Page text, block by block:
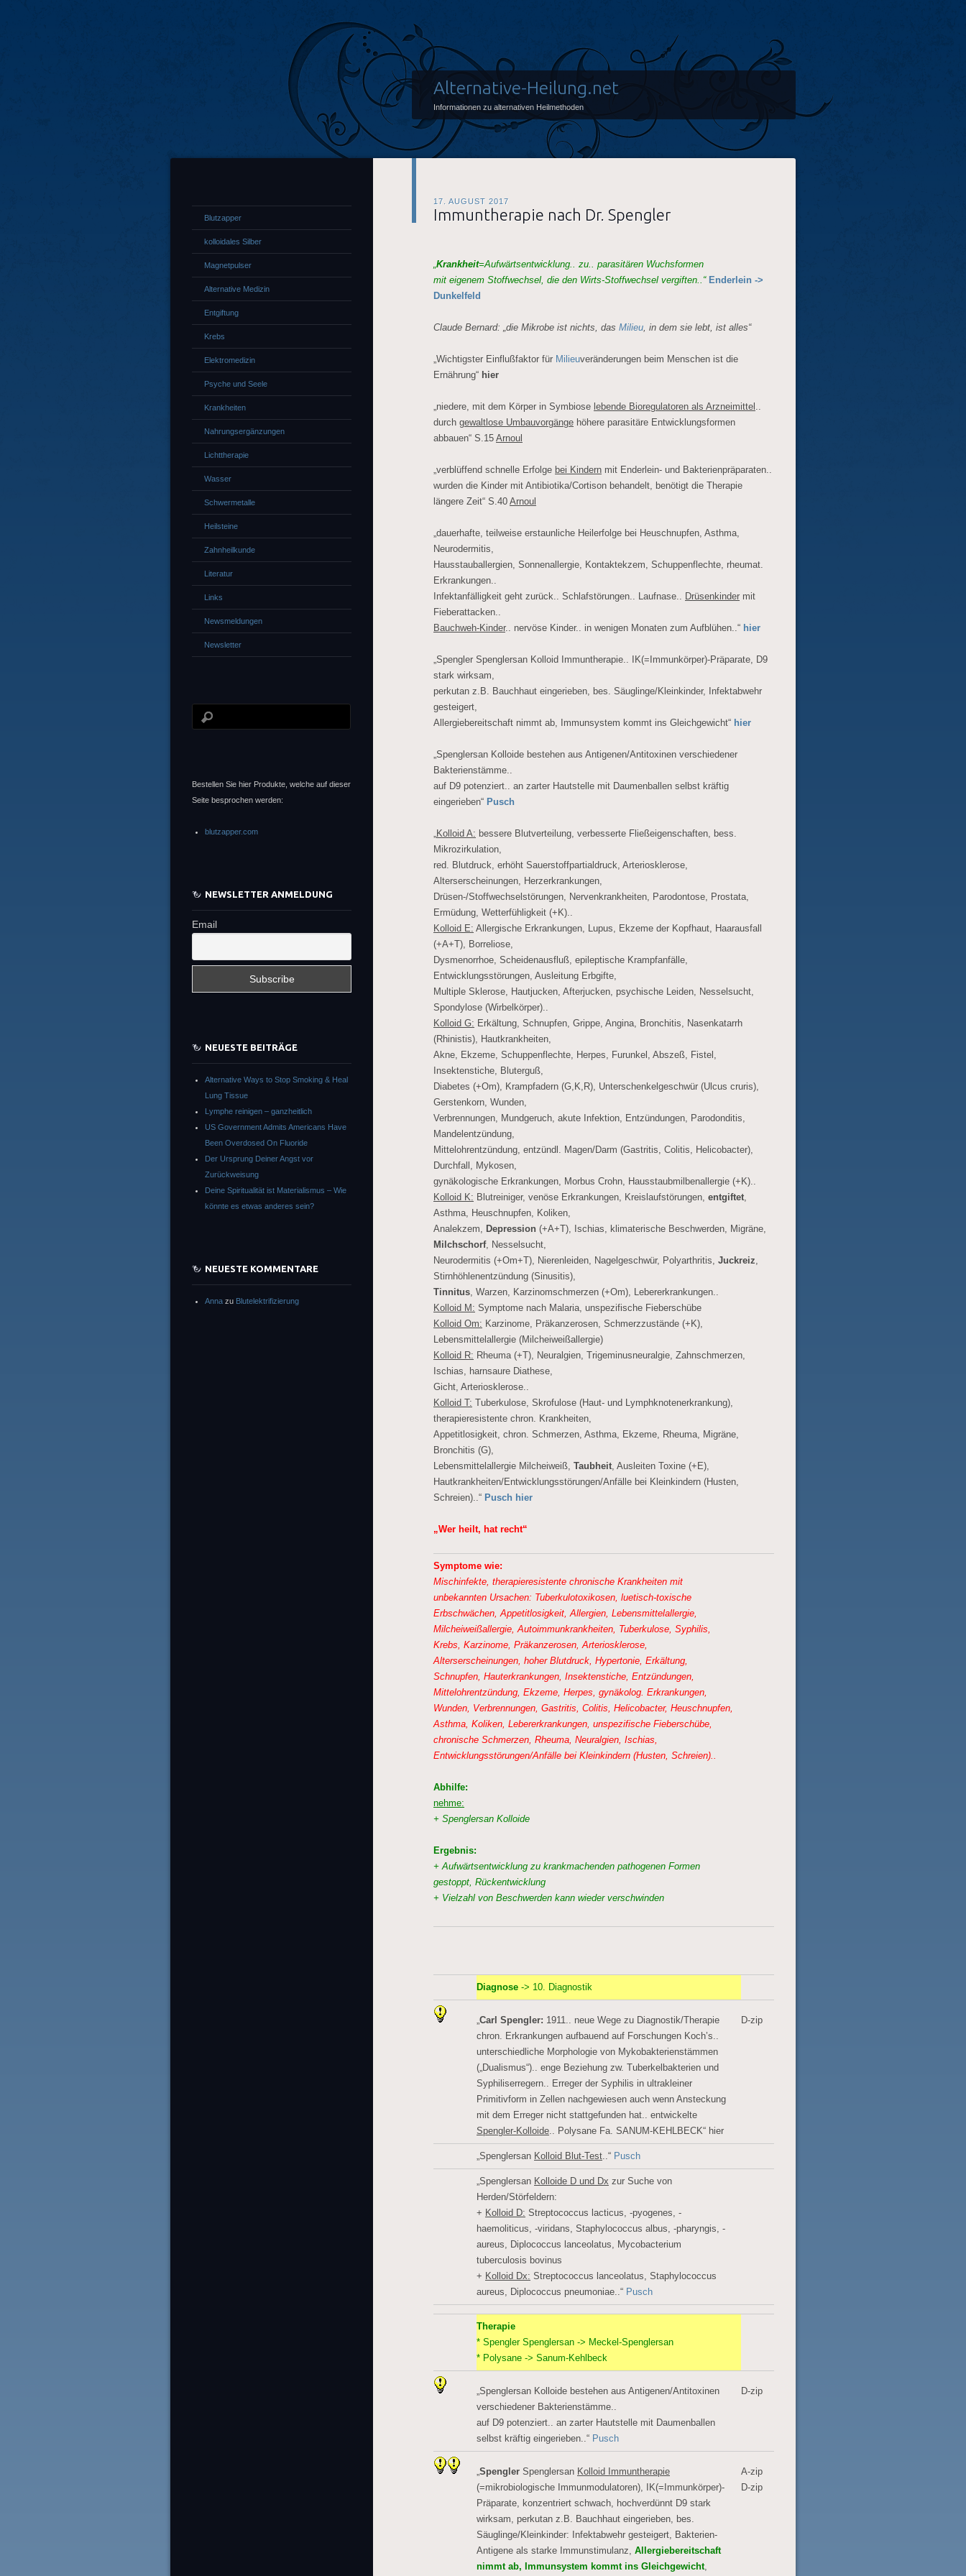
Alternative-Heilung.net
Informationen zu alternativen Heilmethoden
17. AUGUST 2017
Immuntherapie nach Dr. Spengler
„Krankheit=Aufwärtsentwicklung.. zu.. parasitären Wuchsformen
mit eigenem Stoffwechsel, die den Wirts-Stoffwechsel vergiften..“ Enderlein ->
Dunkelfeld
Claude Bernard: „die Mikrobe ist nichts, das Milieu, in dem sie lebt, ist alles“
„Wichtigster Einflußfaktor für Milieuveränderungen beim Menschen ist die
Ernährung“ hier
„niedere, mit dem Körper in Symbiose lebende Bioregulatoren als Arzneimittel ..
durch gewaltlose Umbauvorgänge höhere parasitäre Entwicklungsformen
abbauen“ S.15 Arnoul
„verblüffend schnelle Erfolge bei Kindern mit Enderlein- und Bakterienpräparaten..
wurden die Kinder mit Antibiotika/Cortison behandelt, benötigt die Therapie
längere Zeit“ S.40 Arnoul
„dauerhafte, teilweise erstaunliche Heilerfolge bei Heuschnupfen, Asthma,
Neurodermitis,
Hausstauballergien, Sonnenallergie, Kontaktekzem, Schuppenflechte, rheumat.
Erkrankungen..
Infektanfälligkeit geht zurück.. Schlafstörungen.. Laufnase.. Drüsenkinder mit
Fieberattacken..
Bauchweh-Kinder.. nervöse Kinder.. in wenigen Monaten zum Aufblühen..“ hier
„Spengler Spenglersan Kolloid Immuntherapie.. IK(=Immunkörper)-Präparate, D9
stark wirksam,
perkutan z.B. Bauchhaut eingerieben, bes. Säuglinge/Kleinkinder, Infektabwehr
gesteigert,
Allergiebereitschaft nimmt ab, Immunsystem kommt ins Gleichgewicht“ hier
„Spenglersan Kolloide bestehen aus Antigenen/Antitoxinen verschiedener
Bakterienstämme..
auf D9 potenziert.. an zarter Hautstelle mit Daumenballen selbst kräftig
eingerieben“ Pusch
„Kolloid A: bessere Blutverteilung, verbesserte Fließeigenschaften, bess.
Mikrozirkulation,
red. Blutdruck, erhöht Sauerstoffpartialdruck, Arteriosklerose,
Alterserscheinungen, Herzerkrankungen,
Drüsen-/Stoffwechselstörungen, Nervenkrankheiten, Parodontose, Prostata,
Ermüdung, Wetterfühligkeit (+K)..
Kolloid E: Allergische Erkrankungen, Lupus, Ekzeme der Kopfhaut, Haarausfall
(+A+T), Borreliose,
Dysmenorrhoe, Scheidenausfluß, epileptische Krampfanfälle,
Entwicklungsstörungen, Ausleitung Erbgifte,
Multiple Sklerose, Hautjucken, Afterjucken, psychische Leiden, Nesselsucht,
Spondylose (Wirbelkörper)..
Kolloid G: Erkältung, Schnupfen, Grippe, Angina, Bronchitis, Nasenkatarrh
(Rhinistis), Hautkrankheiten,
Akne, Ekzeme, Schuppenflechte, Herpes, Furunkel, Abszeß, Fistel,
Insektenstiche, Bluterguß,
Diabetes (+Om), Krampfadern (G,K,R), Unterschenkelgeschwür (Ulcus cruris),
Gerstenkorn, Wunden,
Verbrennungen, Mundgeruch, akute Infektion, Entzündungen, Parodonditis,
Mandelentzündung,
Mittelohrentzündung, entzündl. Magen/Darm (Gastritis, Colitis, Helicobacter),
Durchfall, Mykosen,
gynäkologische Erkrankungen, Morbus Crohn, Hausstaubmilbenallergie (+K)..
Kolloid K: Blutreiniger, venöse Erkrankungen, Kreislaufstörungen, entgiftet,
Asthma, Heuschnupfen, Koliken,
Analekzem, Depression (+A+T), Ischias, klimaterische Beschwerden, Migräne,
Milchschorf, Nesselsucht,
Neurodermitis (+Om+T), Nierenleiden, Nagelgeschwür, Polyarthritis, Juckreiz,
Stirnhöhlenentzündung (Sinusitis),
Tinnitus, Warzen, Karzinomschmerzen (+Om), Lebererkrankungen..
Kolloid M: Symptome nach Malaria, unspezifische Fieberschübe
Kolloid Om: Karzinome, Präkanzerosen, Schmerzzustände (+K),
Lebensmittelallergie (Milcheiweißallergie)
Kolloid R: Rheuma (+T), Neuralgien, Trigeminusneuralgie, Zahnschmerzen,
Ischias, harnsaure Diathese,
Gicht, Arteriosklerose..
Kolloid T: Tuberkulose, Skrofulose (Haut- und Lymphknotenerkrankung),
therapieresistente chron. Krankheiten,
Appetitlosigkeit, chron. Schmerzen, Asthma, Ekzeme, Rheuma, Migräne,
Bronchitis (G),
Lebensmittelallergie Milcheiweiß, Taubheit, Ausleiten Toxine (+E),
Hautkrankheiten/Entwicklungsstörungen/Anfälle bei Kleinkindern (Husten,
Schreien)..“ Pusch hier
„Wer heilt, hat recht“
Symptome wie:
Mischinfekte, therapieresistente chronische Krankheiten mit
unbekannten Ursachen: Tuberkulotoxikosen, luetisch-toxische
Erbschwächen, Appetitlosigkeit, Allergien, Lebensmittelallergie,
Milcheiweißallergie, Autoimmunkrankheiten, Tuberkulose, Syphilis,
Krebs, Karzinome, Präkanzerosen, Arteriosklerose,
Alterserscheinungen, hoher Blutdruck, Hypertonie, Erkältung,
Schnupfen, Hauterkrankungen, Insektenstiche, Entzündungen,
Mittelohrentzündung, Ekzeme, Herpes, gynäkolog. Erkrankungen,
Wunden, Verbrennungen, Gastritis, Colitis, Helicobacter, Heuschnupfen,
Asthma, Koliken, Lebererkrankungen, unspezifische Fieberschübe,
chronische Schmerzen, Rheuma, Neuralgien, Ischias,
Entwicklungsstörungen/Anfälle bei Kleinkindern (Husten, Schreien)..
Abhilfe:
nehme:
+ Spenglersan Kolloide
Ergebnis:
+ Aufwärtsentwicklung zu krankmachenden pathogenen Formen
gestoppt, Rückentwicklung
+ Vielzahl von Beschwerden kann wieder verschwinden
Diagnose -> 10. Diagnostik
„Carl Spengler: 1911.. neue Wege zu Diagnostik/Therapie
chron. Erkrankungen aufbauend auf Forschungen Koch’s..
unterschiedliche Morphologie von Mykobakterienstämmen
(„Dualismus“).. enge Beziehung zw. Tuberkelbakterien und
Syphiliserregern.. Erreger der Syphilis in ultrakleiner
Primitivform in Zellen nachgewiesen auch wenn Ansteckung
mit dem Erreger nicht stattgefunden hat.. entwickelte
Spengler-Kolloide.. Polysane Fa. SANUM-KEHLBECK“ hier
D-zip
„Spenglersan Kolloid Blut-Test..“ Pusch
„Spenglersan Kolloide D und Dx zur Suche von
Herden/Störfeldern:
+ Kolloid D: Streptococcus lacticus, -pyogenes, -
haemoliticus, -viridans, Staphylococcus albus, -pharyngis, -
aureus, Diplococcus lanceolatus, Mycobacterium
tuberculosis bovinus
+ Kolloid Dx: Streptococcus lanceolatus, Staphylococcus
aureus, Diplococcus pneumoniae..“ Pusch
Therapie
* Spengler Spenglersan -> Meckel-Spenglersan
* Polysane -> Sanum-Kehlbeck
„Spenglersan Kolloide bestehen aus Antigenen/Antitoxinen
verschiedener Bakterienstämme..
auf D9 potenziert.. an zarter Hautstelle mit Daumenballen
selbst kräftig eingerieben..“ Pusch
D-zip
„Spengler Spenglersan Kolloid Immuntherapie
(=mikrobiologische Immunmodulatoren), IK(=Immunkörper)-
Präparate, konzentriert schwach, hochverdünnt D9 stark
wirksam, perkutan z.B. Bauchhaut eingerieben, bes.
Säuglinge/Kleinkinder: Infektabwehr gesteigert, Bakterien-
Antigene als starke Immunstimulanz, Allergiebereitschaft
nimmt ab, Immunsystem kommt ins Gleichgewicht,
A-zip
D-zip
Blutzapper
kolloidales Silber
Magnetpulser
Alternative Medizin
Entgiftung
Krebs
Elektromedizin
Psyche und Seele
Krankheiten
Nahrungsergänzungen
Lichttherapie
Wasser
Schwermetalle
Heilsteine
Zahnheilkunde
Literatur
Links
Newsmeldungen
Newsletter
Bestellen Sie hier Produkte, welche auf dieser
Seite besprochen werden:
blutzapper.com
NEWSLETTER ANMELDUNG
Email
NEUESTE BEITRÄGE
Alternative Ways to Stop Smoking & Heal
Lung Tissue
Lymphe reinigen – ganzheitlich
US Government Admits Americans Have
Been Overdosed On Fluoride
Der Ursprung Deiner Angst vor
Zurückweisung
Deine Spiritualität ist Materialismus – Wie
könnte es etwas anderes sein?
NEUESTE KOMMENTARE
Anna zu Blutelektrifizierung